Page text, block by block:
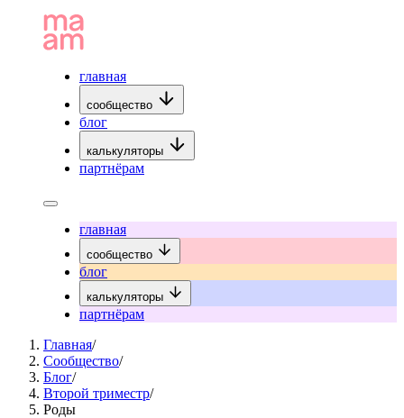
главная
сообщество
блог
калькуляторы
партнёрам
главная
сообщество
блог
калькуляторы
партнёрам
Главная/
Сообщество/
Блог/
Второй триместр/
Роды